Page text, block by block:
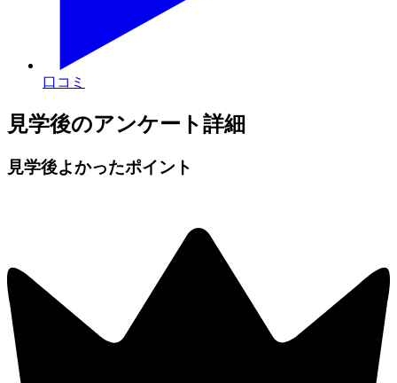
口コミ
見学後のアンケート詳細
見学後よかったポイント